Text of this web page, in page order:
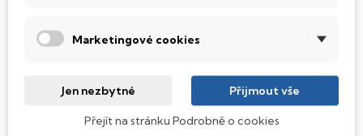
Integrovaný systém úsporných LED diod osvítí jednotlivé
stále však decentně, aby nikterak nedráždily Váš zrak.
Obnovovací frekvence 144 Hz
Marketingové cookies
Jen nezbytné Přijmout vše
Přejít na stránku Podrobně o cookies